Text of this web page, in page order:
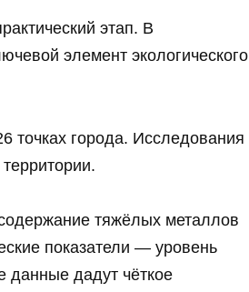
этап. В
элемент экологического
точках города. Исследования
тяжёлых металлов
показатели — уровень
данные дадут чёткое